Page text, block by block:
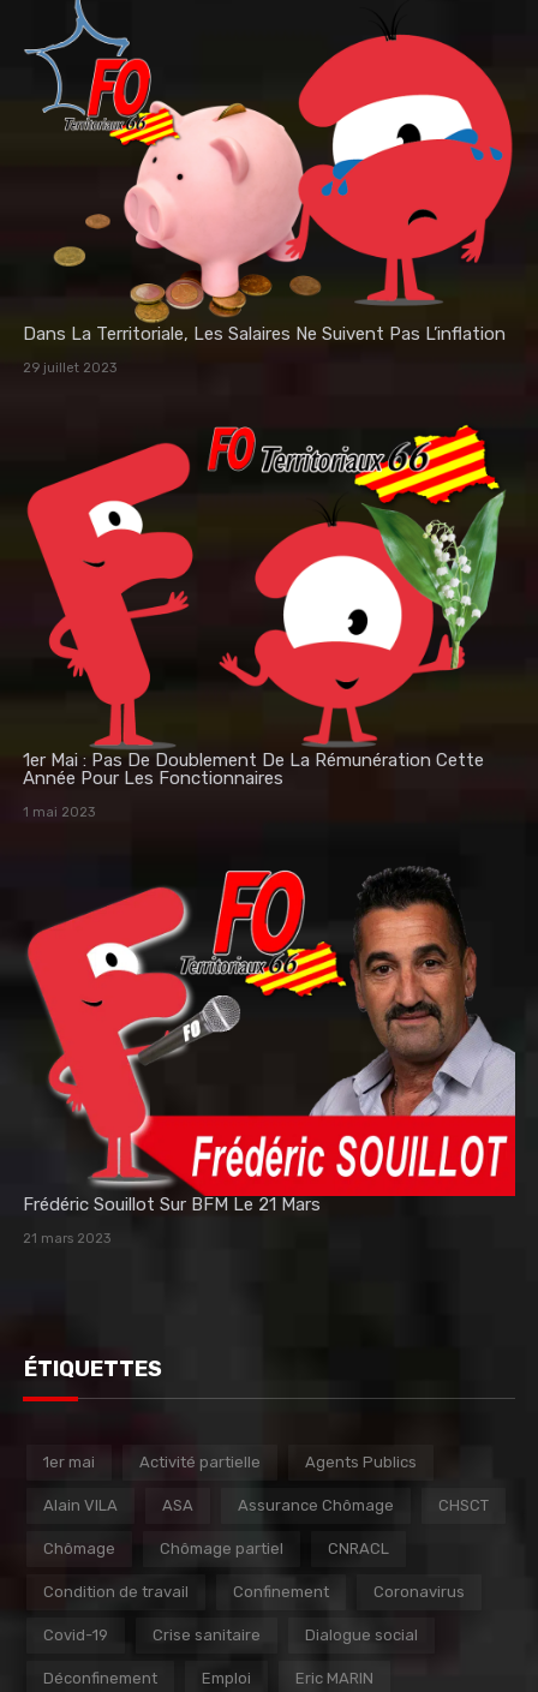
Dans La Territoriale, Les Salaires Ne Suivent Pas L’inflation
29 juillet 2023
1er Mai : Pas De Doublement De La Rémunération Cette
Année Pour Les Fonctionnaires
1 mai 2023
Frédéric Souillot Sur BFM Le 21 Mars
21 mars 2023
ÉTIQUETTES
1er mai Activité partielle Agents Publics
Alain VILA ASA Assurance Chômage CHSCT
Chômage Chômage partiel CNRACL
Condition de travail Confinement Coronavirus
Covid-19 Crise sanitaire Dialogue social
Déconfinement Emploi Eric MARIN